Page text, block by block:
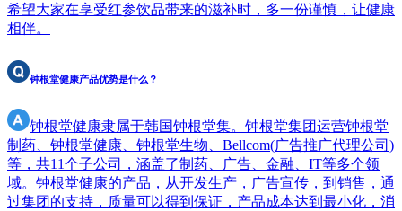
希望大家在享受红参饮品带来的滋补时，多一份谨慎，让健康
相伴。
钟根堂健康产品优势是什么？
钟根堂健康隶属于韩国钟根堂集。钟根堂集团运营钟根堂
制药、钟根堂健康、钟根堂生物、Bellcom(广告推广代理公司)
等，共11个子公司，涵盖了制药、广告、金融、IT等多个领
域。钟根堂健康的产品，从开发生产，广告宣传，到销售，通
过集团的支持，质量可以得到保证，产品成本达到最小化，消